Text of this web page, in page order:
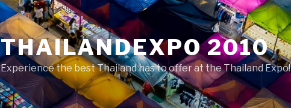
THAILANDEXPO 2010
Experience the best Thailand has to offer at the Thailand Expo!